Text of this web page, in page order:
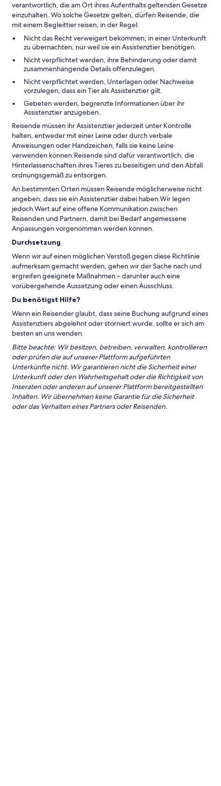
verantwortlich, die am Ort ihres Aufenthalts geltenden Gesetze
einzuhalten. Wo solche Gesetze gelten, dürfen Reisende, die
mit einem Begleittier reisen, in der Regel:
Nicht das Recht verweigert bekommen, in einer Unterkunft
zu übernachten, nur weil sie ein Assistenztier benötigen.
Nicht verpflichtet werden, ihre Behinderung oder damit
zusammenhängende Details offenzulegen.
Nicht verpflichtet werden, Unterlagen oder Nachweise
vorzulegen, dass ein Tier als Assistenztier gilt.
Gebeten werden, begrenzte Informationen über ihr
Assistenztier anzugeben.
Reisende müssen ihr Assistenztier jederzeit unter Kontrolle
halten, entweder mit einer Leine oder durch verbale
Anweisungen oder Handzeichen, falls sie keine Leine
verwenden können.Reisende sind dafür verantwortlich, die
Hinterlassenschaften ihres Tieres zu beseitigen und den Abfall
ordnungsgemäß zu entsorgen.
An bestimmten Orten müssen Reisende möglicherweise nicht
angeben, dass sie ein Assistenztier dabei haben.Wir legen
jedoch Wert auf eine offene Kommunikation zwischen
Reisenden und Partnern, damit bei Bedarf angemessene
Anpassungen vorgenommen werden können.
Durchsetzung
Wenn wir auf einen möglichen Verstoß gegen diese Richtlinie
aufmerksam gemacht werden, gehen wir der Sache nach und
ergreifen geeignete Maßnahmen – darunter auch eine
vorübergehende Aussetzung oder einen Ausschluss.
Du benötigst Hilfe?
Wenn ein Reisender glaubt, dass seine Buchung aufgrund eines
Assistenztiers abgelehnt oder storniert wurde, sollte er sich am
besten an uns wenden.
Bitte beachte: Wir besitzen, betreiben, verwalten, kontrollieren
oder prüfen die auf unserer Plattform aufgeführten
Unterkünfte nicht. Wir garantieren nicht die Sicherheit einer
Unterkunft oder den Wahrheitsgehalt oder die Richtigkeit von
Inseraten oder anderen auf unserer Plattform bereitgestellten
Inhalten. Wir übernehmen keine Garantie für die Sicherheit
oder das Verhalten eines Partners oder Reisenden.